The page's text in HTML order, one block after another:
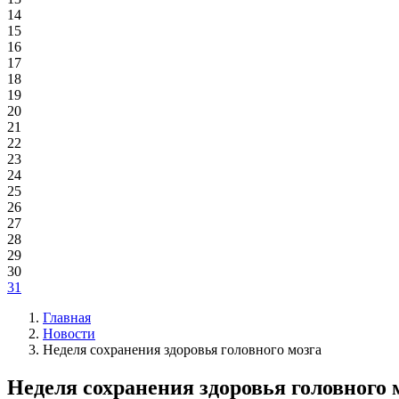
14
15
16
17
18
19
20
21
22
23
24
25
26
27
28
29
30
31
Главная
Новости
Неделя сохранения здоровья головного мозга
Неделя сохранения здоровья головного